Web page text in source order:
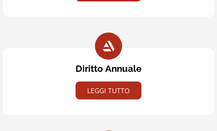
Diritto Annuale
LEGGI TUTTO